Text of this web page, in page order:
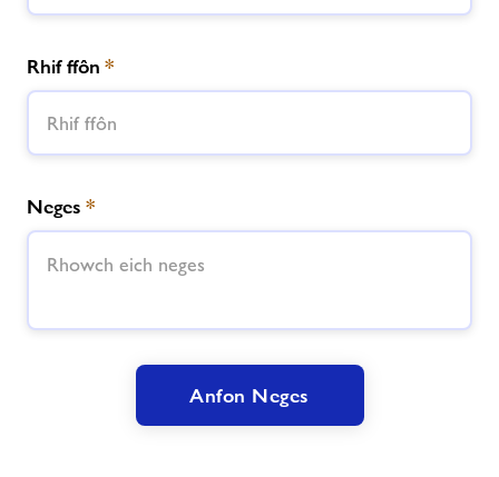
Rhif ffôn *
Neges *
Anfon Neges